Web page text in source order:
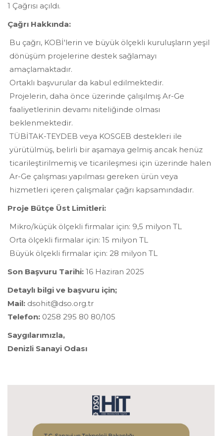
1 Çağrısı açıldı.
Çağrı Hakkında:
Bu çağrı, KOBİ'lerin ve büyük ölçekli kuruluşların yeşil
dönüşüm projelerine destek sağlamayı
amaçlamaktadır.
Ortaklı başvurular da kabul edilmektedir.
Projelerin, daha önce üzerinde çalışılmış Ar-Ge
faaliyetlerinin devamı niteliğinde olması
beklenmektedir.
TÜBİTAK-TEYDEB veya KOSGEB destekleri ile
yürütülmüş, belirli bir aşamaya gelmiş ancak henüz
ticarileştirilmemiş ve ticarileşmesi için üzerinde halen
Ar-Ge çalışması yapılması gereken ürün veya
hizmetleri içeren çalışmalar çağrı kapsamındadır.
Proje Bütçe Üst Limitleri:
Mikro/küçük ölçekli firmalar için: 9,5 milyon TL
Orta ölçekli firmalar için: 15 milyon TL
Büyük ölçekli firmalar için: 28 milyon TL
Son Başvuru Tarihi: 16 Haziran 2025
Detaylı bilgi ve başvuru için;
Mail: dsohit@dso.org.tr
Telefon: 0258 295 80 80/105
Saygılarımızla,
Denizli Sanayi Odası